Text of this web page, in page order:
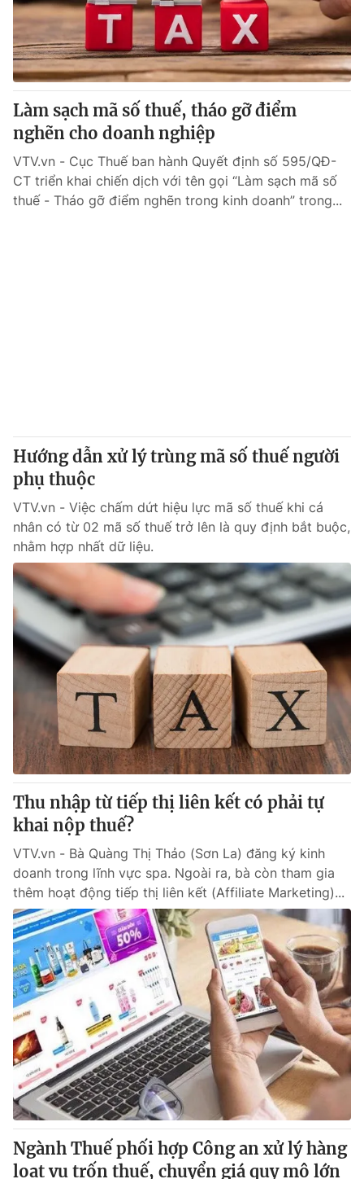
Làm sạch mã số thuế, tháo gỡ điểm
nghẽn cho doanh nghiệp
VTV.vn - Cục Thuế ban hành Quyết định số 595/QĐ-
CT triển khai chiến dịch với tên gọi “Làm sạch mã số
thuế - Tháo gỡ điểm nghẽn trong kinh doanh” trong...
Hướng dẫn xử lý trùng mã số thuế người
phụ thuộc
VTV.vn - Việc chấm dứt hiệu lực mã số thuế khi cá
nhân có từ 02 mã số thuế trở lên là quy định bắt buộc,
nhằm hợp nhất dữ liệu.
Thu nhập từ tiếp thị liên kết có phải tự
khai nộp thuế?
VTV.vn - Bà Quàng Thị Thảo (Sơn La) đăng ký kinh
doanh trong lĩnh vực spa. Ngoài ra, bà còn tham gia
thêm hoạt động tiếp thị liên kết (Affiliate Marketing)...
Ngành Thuế phối hợp Công an xử lý hàng
loạt vụ trốn thuế, chuyển giá quy mô lớn